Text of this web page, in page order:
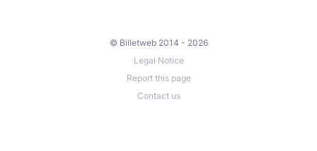
© Billetweb 2014 - 2026
Legal Notice
Report this page
Contact us